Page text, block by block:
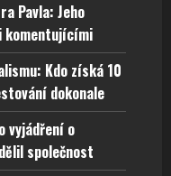
Pavla: Jeho
komentujícími
Kdo získá 10
dokonale
vyjádření o
společnost